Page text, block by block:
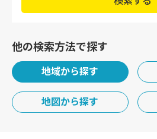
他の検索方法で探す
地域から探す
地図から探す